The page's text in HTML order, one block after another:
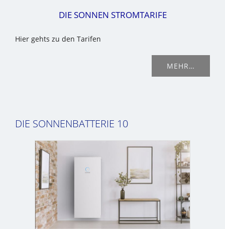
DIE SONNEN STROMTARIFE
Hier gehts zu den Tarifen
MEHR…
DIE SONNENBATTERIE 10